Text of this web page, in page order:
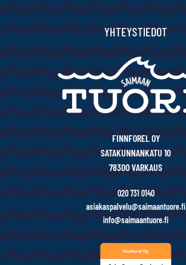
YHTEYSTIEDOT
FINNFOREL OY
SATAKUNNANKATU 10
78300 VARKAUS
020 731 0140
asiakaspalvelu@saimaantuore.fi
info@saimaantuore.fi